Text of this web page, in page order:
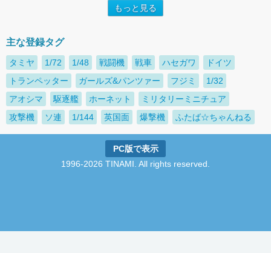
もっと見る
主な登録タグ
タミヤ 1/72 1/48 戦闘機 戦車 ハセガワ
ドイツ
トランペッター
ガールズ&パンツァー フジミ
1/32
アオシマ
駆逐艦 ホーネット
ミリタリーミニチュア
攻撃機
ソ連 1/144 英国面 爆撃機 ふたば☆ちゃんねる
PC版で表示
1996-2026 TINAMI. All rights reserved.